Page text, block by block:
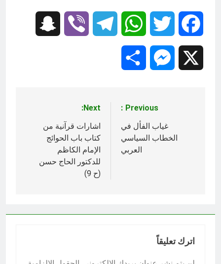
Facebook
Twitter
WhatsApp
Telegram
Viber
Messenger
المقالات
Previous:
غياب الفأل في
الخطاب السياسي
العربي
Next:
اشارات قرآنية من
كتاب باب الحوائج
الإمام الكاظم
للدكتور الحاج حسن
(ح 9)‎
اترك تعليقاً